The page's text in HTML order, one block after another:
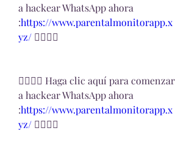
a hackear WhatsApp ahora
:https://www.parentalmonitorapp.x
yz/ 👈🏻👈🏻
👉🏻👉🏻 Haga clic aquí para comenzar
a hackear WhatsApp ahora
:https://www.parentalmonitorapp.x
yz/ 👈🏻👈🏻